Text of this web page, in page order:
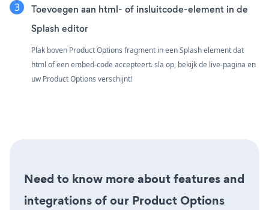
Toevoegen aan html- of insluitcode-element in de
Splash editor
Plak boven Product Options fragment in een Splash element dat
html of een embed-code accepteert. sla op, bekijk de live-pagina en
uw Product Options verschijnt!
Need to know more about features and
integrations of our Product Options